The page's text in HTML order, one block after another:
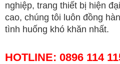
nghiệp, trang thiết bị hiện
cao, chúng tôi luôn đồng
tình huống khó khăn nhất.
HOTLINE: 0896 114